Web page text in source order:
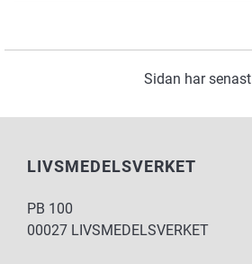
Sidan har
LIVSMEDELSVERKET
PB 100
00027 LIVSMEDELSVERKET